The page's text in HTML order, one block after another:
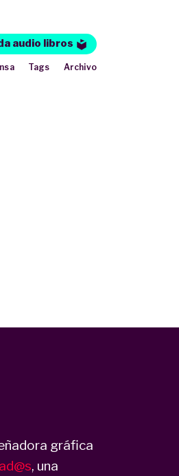
audio libros
Tags Archivo
gráfica
, una